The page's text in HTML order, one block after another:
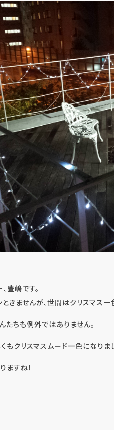
矯正・輪郭形成
豊嶋です。
きませんが、世間はクリスマス一
たちも例外ではありません。
もクリスマスムード一色になりま
ますね！